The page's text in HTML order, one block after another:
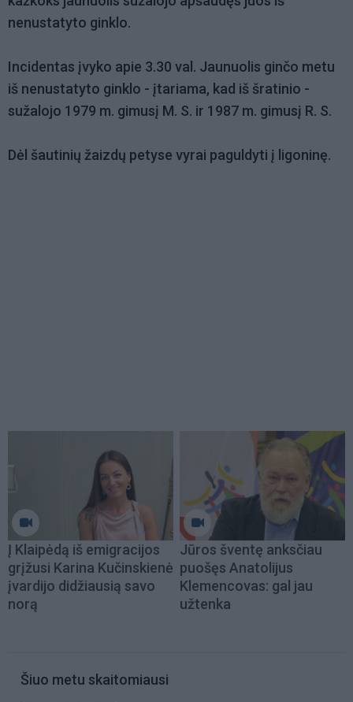
nenustatyto ginklo.
Incidentas įvyko apie 3.30 val. Jaunuolis ginčo metu
iš nenustatyto ginklo - įtariama, kad iš šratinio -
sužalojo 1979 m. gimusį M. S. ir 1987 m. gimusį R. S.
Dėl šautinių žaizdų petyse vyrai paguldyti į ligoninę.
Į Klaipėdą iš emigracijos
grįžusi Karina Kučinskienė
įvardijo didžiausią savo
norą
Jūros šventę anksčiau
puošęs Anatolijus
Klemencovas: gal jau
užtenka
Šiuo metu skaitomiausi